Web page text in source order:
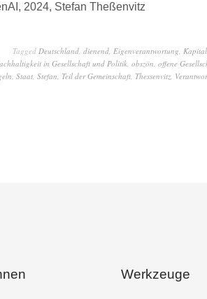
2024, Stefan Theßenvitz
Tagged Deutschland, dienend, Eigenverantwortung, Kapital
in Gesellschaft und Politik, obszön, offene
, Staat, Stefan, Teil der Gemeinschaft, Thessenvitz,
Werkzeuge